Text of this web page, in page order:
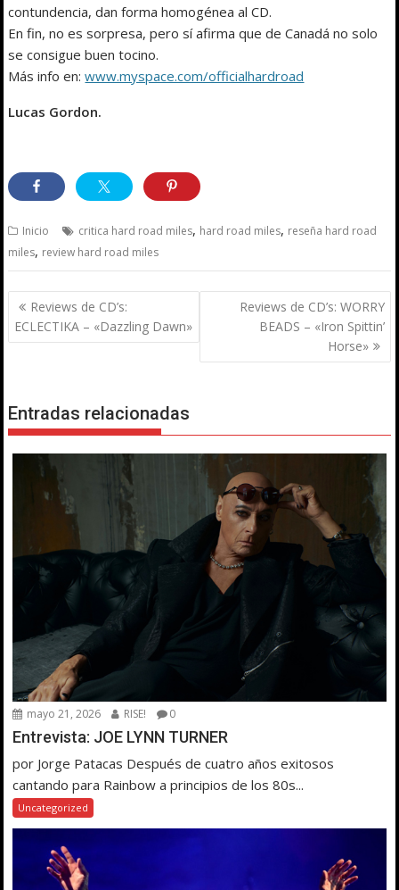
contundencia, dan forma homogénea al CD.
En fin, no es sorpresa, pero sí afirma que de Canadá no solo
se consigue buen tocino.
Más info en:www.myspace.com/officialhardroad
Lucas Gordon.
Inicio critica hard road miles, hard road miles, reseña hard road
miles, review hard road miles
Navegación
de
entradas
Reviews de CD’s:
ECLECTIKA – «Dazzling Dawn»
Reviews de CD’s: WORRY
BEADS – «Iron Spittin’
Horse»
Entradas relacionadas
mayo 21, 2026 RISE! 0
Entrevista: JOE LYNN TURNER
por Jorge Patacas Después de cuatro años exitosos
cantando para Rainbow a principios de los 80s...
Uncategorized